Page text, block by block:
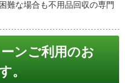
難な場合も不用品回収の専門
ンご利用のお
。